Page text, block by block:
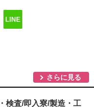
さらに見る
検査/即入寮/製造・工